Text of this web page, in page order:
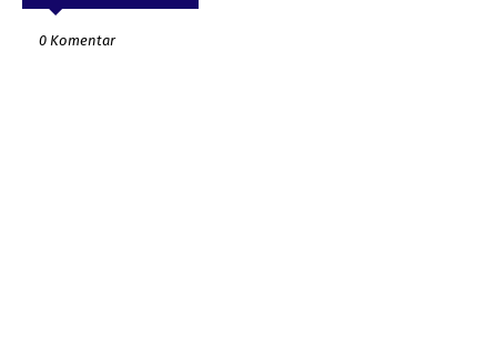
0 Komentar